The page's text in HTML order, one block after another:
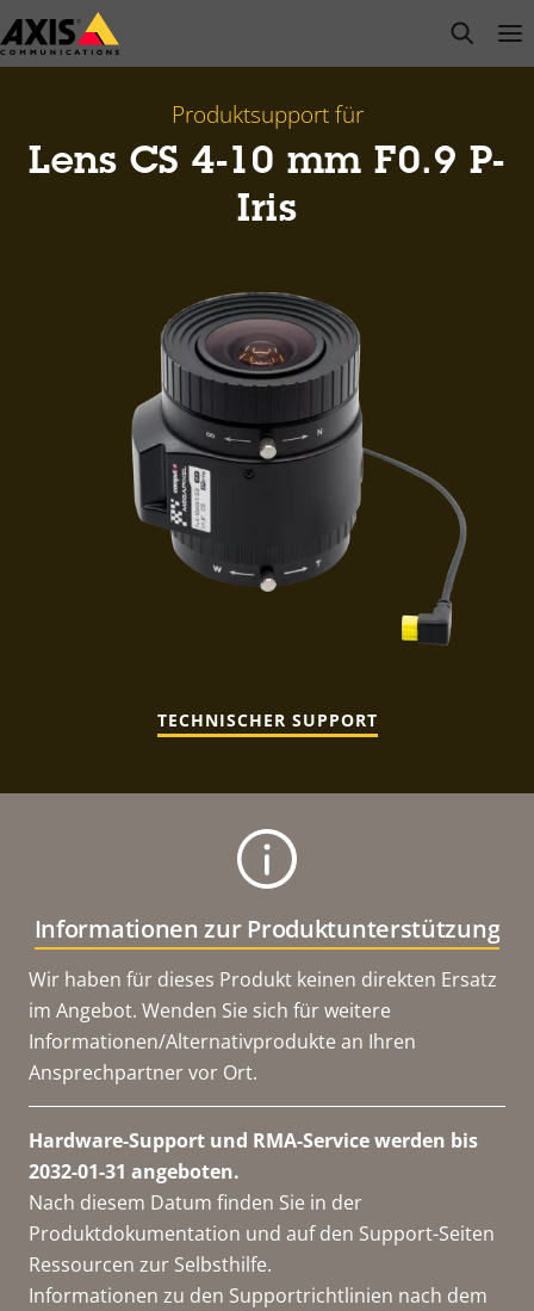
Zum
Hauptinhalt
open
Produktsupport für
Lens CS 4-10 mm F0.9 P-
Iris
TECHNISCHER SUPPORT
Informationen zur Produktunterstützung
Wir haben für dieses Produkt keinen direkten Ersatz
im Angebot. Wenden Sie sich für weitere
Informationen/Alternativprodukte an Ihren
Ansprechpartner vor Ort.
Hardware-Support und RMA-Service werden bis
2032-01-31 angeboten.
Nach diesem Datum finden Sie in der
Produktdokumentation und auf den Support-Seiten
Ressourcen zur Selbsthilfe.
Informationen zu den Supportrichtlinien nach dem